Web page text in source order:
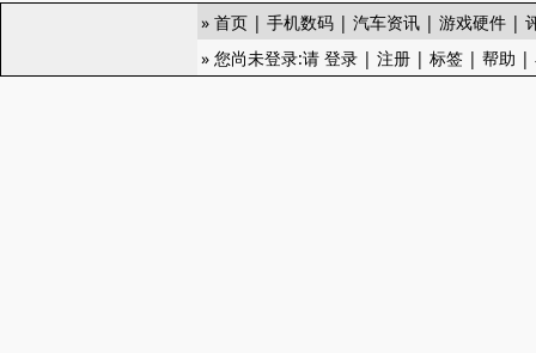
» 首页 | 手机数码 | 汽车资讯 | 游戏硬件 |
» 您尚未登录:请 登录 | 注册 | 标签 | 帮助 |